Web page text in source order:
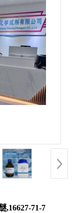
,16627-71-7